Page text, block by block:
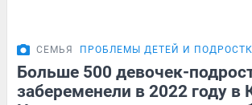
СЕМЬЯ ПРОБЛЕМЫ ДЕТЕЙ И
Больше 500 девочек-
забеременели в 2022 году в